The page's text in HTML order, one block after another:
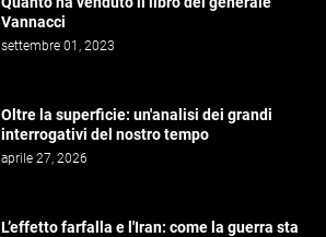
Vannacci
settembre 01, 2023
Oltre la superficie: un'analisi dei grandi
interrogativi del nostro tempo
aprile 27, 2026
L’effetto farfalla e l'Iran: come la guerra sta